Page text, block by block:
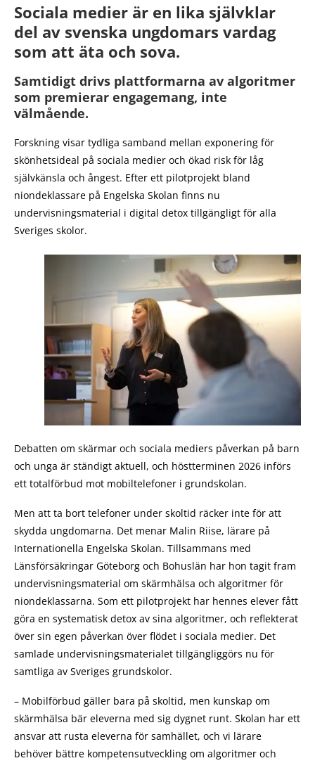
Sociala medier är en lika självklar
del av svenska ungdomars vardag
som att äta och sova.
Samtidigt drivs plattformarna av algoritmer
som premierar engagemang, inte
välmående.
Forskning visar tydliga samband mellan exponering för
skönhetsideal på sociala medier och ökad risk för låg
självkänsla och ångest. Efter ett pilotprojekt bland
niondeklassare på Engelska Skolan finns nu
undervisningsmaterial i digital detox tillgängligt för alla
Sveriges skolor.
Debatten om skärmar och sociala mediers påverkan på barn
och unga är ständigt aktuell, och höstterminen 2026 införs
ett totalförbud mot mobiltelefoner i grundskolan.
Men att ta bort telefoner under skoltid räcker inte för att
skydda ungdomarna. Det menar Malin Riise, lärare på
Internationella Engelska Skolan. Tillsammans med
Länsförsäkringar Göteborg och Bohuslän har hon tagit fram
undervisningsmaterial om skärmhälsa och algoritmer för
niondeklassarna. Som ett pilotprojekt har hennes elever fått
göra en systematisk detox av sina algoritmer, och reflekterat
över sin egen påverkan över flödet i sociala medier. Det
samlade undervisningsmaterialet tillgängliggörs nu för
samtliga av Sveriges grundskolor.
– Mobilförbud gäller bara på skoltid, men kunskap om
skärmhälsa bär eleverna med sig dygnet runt. Skolan har ett
ansvar att rusta eleverna för samhället, och vi lärare
behöver bättre kompetensutveckling om algoritmer och